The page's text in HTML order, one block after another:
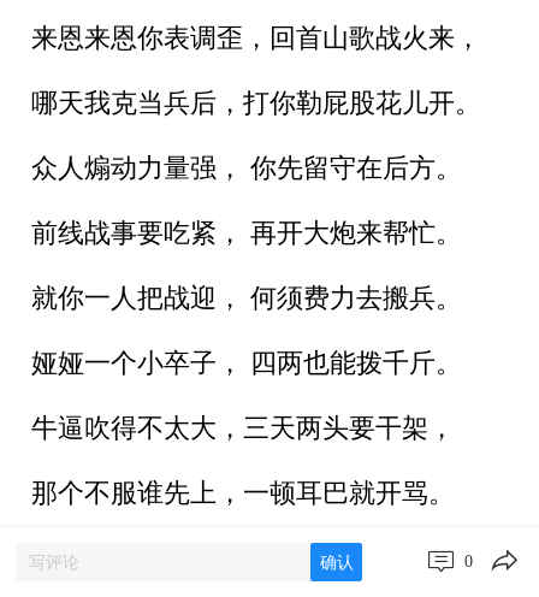
来恩来恩你表调歪，回首山歌战火来，
哪天我克当兵后，打你勒屁股花儿开。
众人煽动力量强， 你先留守在后方。
前线战事要吃紧， 再开大炮来帮忙。
就你一人把战迎， 何须费力去搬兵。
娅娅一个小卒子， 四两也能拨千斤。
牛逼吹得不太大，三天两头要干架，
那个不服谁先上，一顿耳巴就开骂。
网友回帖 确认 0